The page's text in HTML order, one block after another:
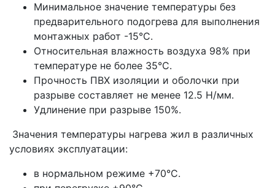
Минимальное значение температуры без
предварительного подогрева для выполнения
монтажных работ -15°С.
Относительная влажность воздуха 98% при
температуре не более 35°С.
Прочность ПВХ изоляции и оболочки при
разрыве составляет не менее 12.5 Н/мм.
Удлинение при разрыве 150%.
Значения температуры нагрева жил в различных
условиях эксплуатации:
в нормальном режиме +70°С.